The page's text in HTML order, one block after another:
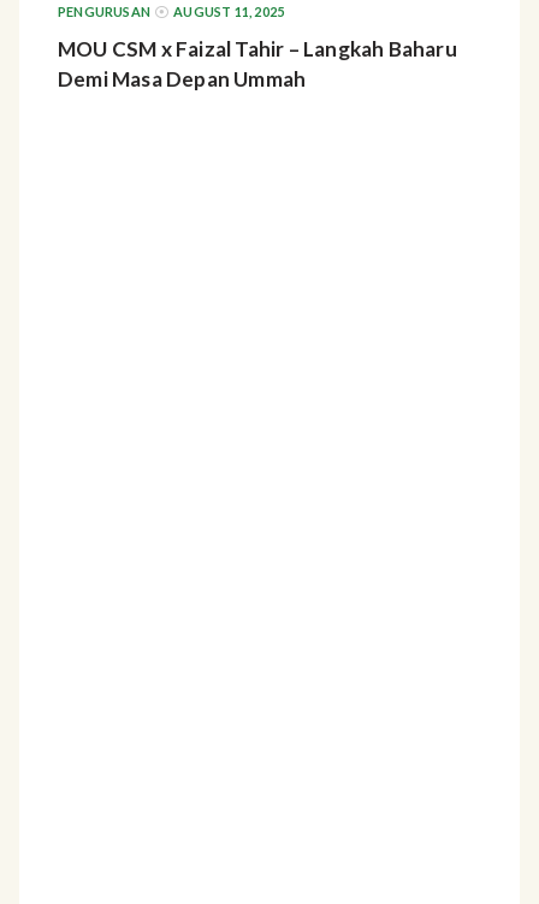
PENGURUSAN AUGUST 11, 2025
MOU CSM x Faizal Tahir – Langkah Baharu
Demi Masa Depan Ummah